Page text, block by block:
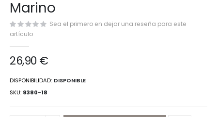
de
la
galería
imágenes
Marino
Sea el primero en dejar una reseña para este
artículo
26,90 €
DISPONIBILIDAD: DISPONIBLE
SKU 9380-18